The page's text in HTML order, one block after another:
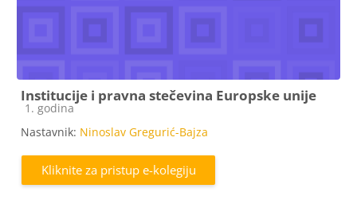
Institucije i pravna stečevina Europske unije
Kategorija e-kolegija
1. godina
Nastavnik: Ninoslav Gregurić-Bajza
Kliknite za pristup e-kolegiju